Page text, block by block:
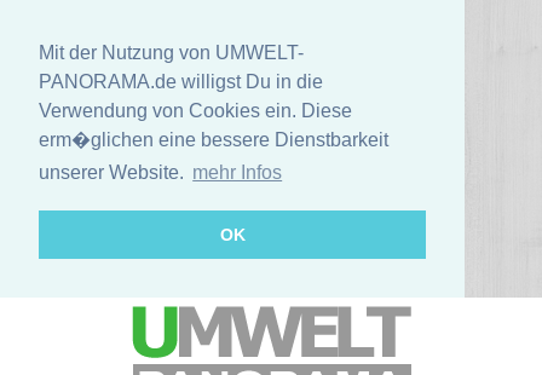
Mit der Nutzung von UMWELT-
PANORAMA.de willigst Du in die
Verwendung von Cookies ein. Diese
erm�glichen eine bessere Dienstbarkeit
unserer Website. mehr Infos
OK